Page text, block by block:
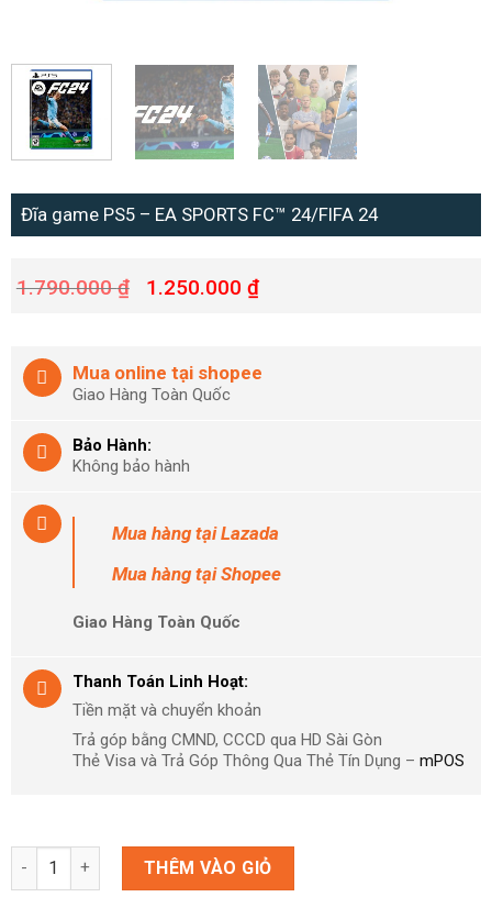
Đĩa game PS5 – EA SPORTS FC™ 24/FIFA 24
1.790.000₫ 1.250.000₫
Mua online tại shopee
Giao Hàng Toàn Quốc
Bảo Hành:
Không bảo hành
Mua hàngtại Lazada
Mua hàngtại Shopee
Giao Hàng Toàn Quốc
Thanh Toán Linh Hoạt:
Tiền mặt và chuyển khoản
Trả góp bằng CMND, CCCD qua HD Sài Gòn
Thẻ Visa và Trả Góp Thông Qua Thẻ Tín Dụng – mPOS
Đĩa game PS5 - EA SPORTS FC™ 24/FIFA 24 số lượng
THÊM VÀO GIỎ